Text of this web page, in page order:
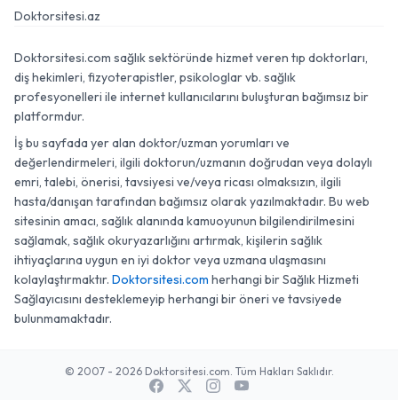
Doktorsitesi.az
Doktorsitesi.com sağlık sektöründe hizmet veren tıp doktorları,
diş hekimleri, fizyoterapistler, psikologlar vb. sağlık
profesyonelleri ile internet kullanıcılarını buluşturan bağımsız bir
platformdur.
İş bu sayfada yer alan doktor/uzman yorumları ve
değerlendirmeleri, ilgili doktorun/uzmanın doğrudan veya dolaylı
emri, talebi, önerisi, tavsiyesi ve/veya ricası olmaksızın, ilgili
hasta/danışan tarafından bağımsız olarak yazılmaktadır. Bu web
sitesinin amacı, sağlık alanında kamuoyunun bilgilendirilmesini
sağlamak, sağlık okuryazarlığını artırmak, kişilerin sağlık
ihtiyaçlarına uygun en iyi doktor veya uzmana ulaşmasını
kolaylaştırmaktır. Doktorsitesi.com herhangi bir Sağlık Hizmeti
Sağlayıcısını desteklemeyip herhangi bir öneri ve tavsiyede
bulunmamaktadır.
© 2007 - 2026 Doktorsitesi.com. Tüm Hakları Saklıdır.